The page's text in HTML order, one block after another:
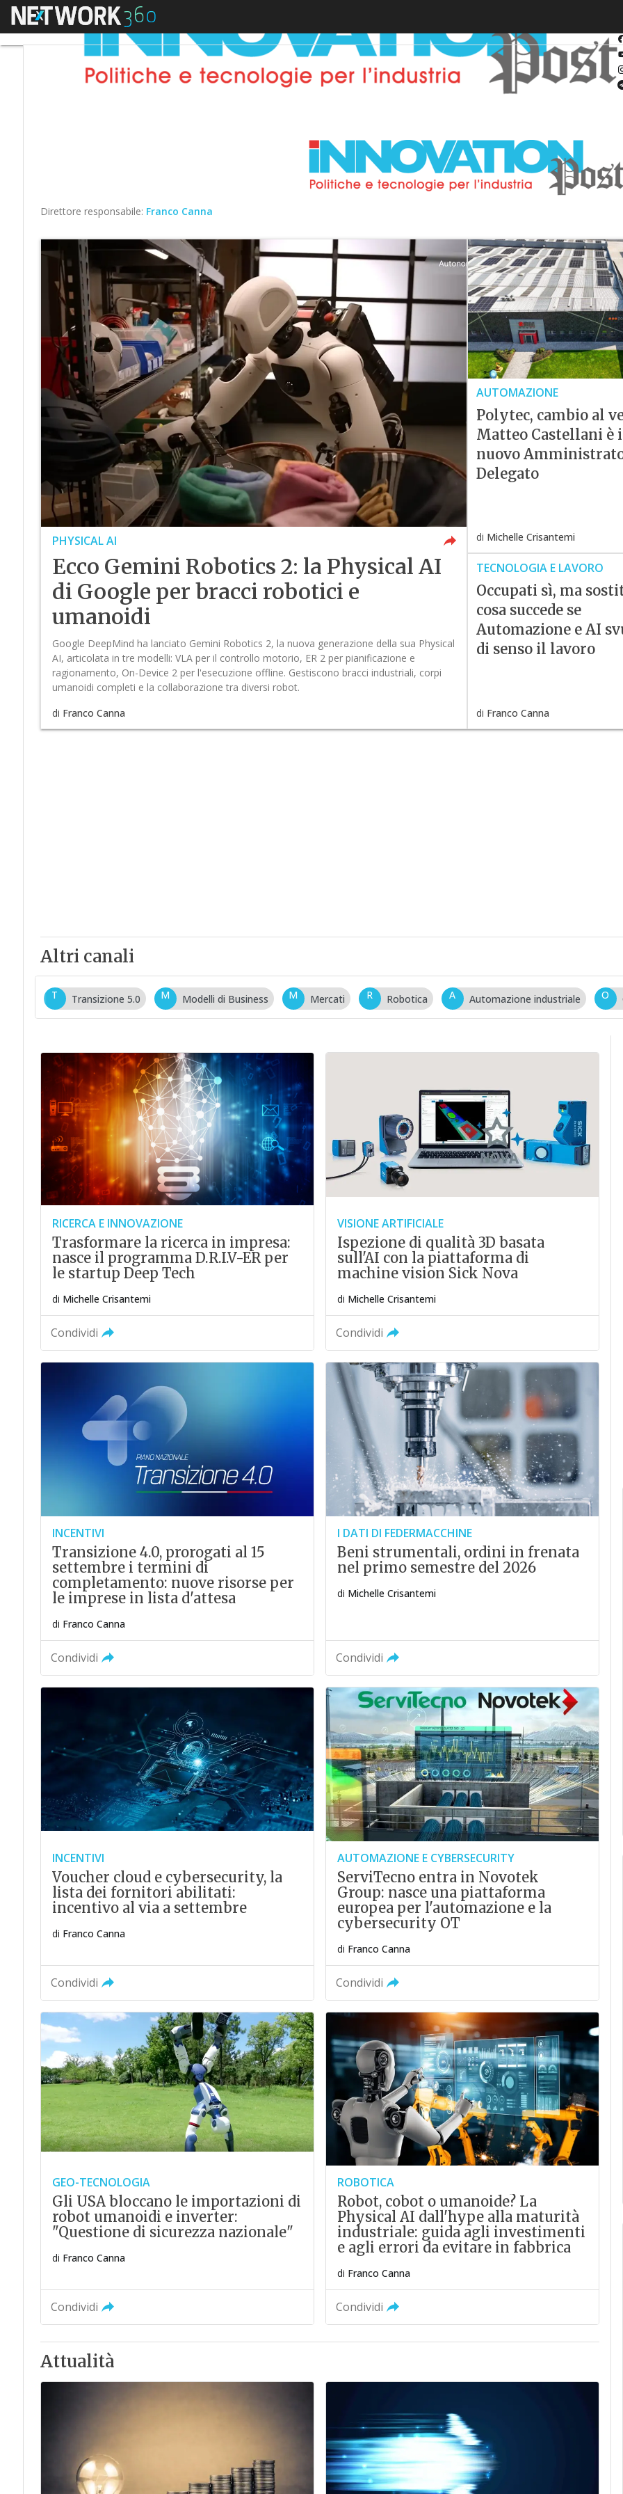
Menu
Direttore responsabile: Franco Canna
PHYSICAL AI
Ecco Gemini Robotics 2: la Physical AI
di Google per bracci robotici e
umanoidi
Google DeepMind ha lanciato Gemini Robotics 2, la nuova generazione della sua Physical
AI, articolata in tre modelli: VLA per il controllo motorio, ER 2 per pianificazione e
ragionamento, On-Device 2 per l'esecuzione offline. Gestiscono bracci industriali, corpi
umanoidi completi e la collaborazione tra diversi robot.
di Franco Canna
AUTOMAZIONE
Polytec, cambio al
Matteo Castellani è
nuovo
Delegato
di Michelle Crisantemi
TECNOLOGIA E LAVORO
Occupati sì, ma
cosa succede se
Automazione e AI
di senso il lavoro
di Franco Canna
Altri canali
T Transizione 5.0 M Modelli di Business M Mercati R Robotica A Automazione industriale O
RICERCA E INNOVAZIONE
Trasformare la ricerca in impresa:
nasce il programma D.R.I.V-ER per
le startup Deep Tech
di Michelle Crisantemi
Condividi
VISIONE ARTIFICIALE
Ispezione di qualità 3D basata
sull'AI con la piattaforma di
machine vision Sick Nova
di Michelle Crisantemi
Condividi
INCENTIVI
Transizione 4.0, prorogati al 15
settembre i termini di
completamento: nuove risorse per
le imprese in lista d'attesa
di Franco Canna
Condividi
I DATI DI FEDERMACCHINE
Beni strumentali, ordini in frenata
nel primo semestre del 2026
di Michelle Crisantemi
Condividi
INCENTIVI
Voucher cloud e cybersecurity, la
lista dei fornitori abilitati:
incentivo al via a settembre
di Franco Canna
Condividi
AUTOMAZIONE E CYBERSECURITY
ServiTecno entra in Novotek
Group: nasce una piattaforma
europea per l'automazione e la
cybersecurity OT
di Franco Canna
Condividi
GEO-TECNOLOGIA
Gli USA bloccano le importazioni di
robot umanoidi e inverter:
"Questione di sicurezza nazionale"
di Franco Canna
Condividi
ROBOTICA
Robot, cobot o umanoide? La
Physical AI dall'hype alla maturità
industriale: guida agli investimenti
e agli errori da evitare in fabbrica
di Franco Canna
Condividi
Attualità